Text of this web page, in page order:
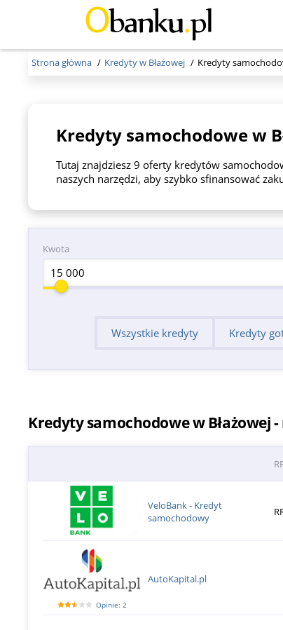
Strona główna Kredyty w Błażowej Kredyty
Kredyty samochodowe w
Tutaj znajdziesz 9 oferty kredytów
naszych narzędzi, aby szybko sfinansować
Kwota
Wszystkie kredyty Kredyty
Kredyty samochodowe w Błażowej
VeloBank - Kredyt
samochodowy
Opinie: 2
AutoKapital.pl